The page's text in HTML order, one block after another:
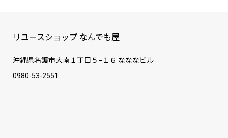
リユースショップ なんでも屋
沖縄県名護市大南１丁目５−１６ なななビル
0980-53-2551